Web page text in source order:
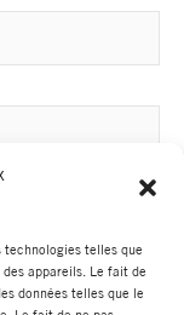
technologies telles que
appareils. Le fait de
données telles que le